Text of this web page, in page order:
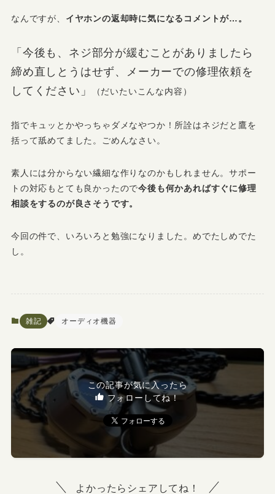
なんですが、 イヤホンの返却時に気になるコメントが…。
「今後も、ネジ部分が緩むことがありましたら
締め直しとうはせず、メーカーでの修理依頼を
してください」
（だいたいこんな内容）
指でキュッとかやっちゃダメなやつか！所詮はネジだと鷹を
括って舐めてました。ごめんなさい。
素人には分からない繊細な作りなのかもしれません。サポー
トの対応もとても良かったので今後も何かあればすぐに修理
相談をするのが良さそうです。
今回の件で、いろいろと勉強になりました。めでたしめでた
し。
雑記 オーディオ機器
この記事が気に入ったら
フォローしてね！
よかったらシェアしてね！